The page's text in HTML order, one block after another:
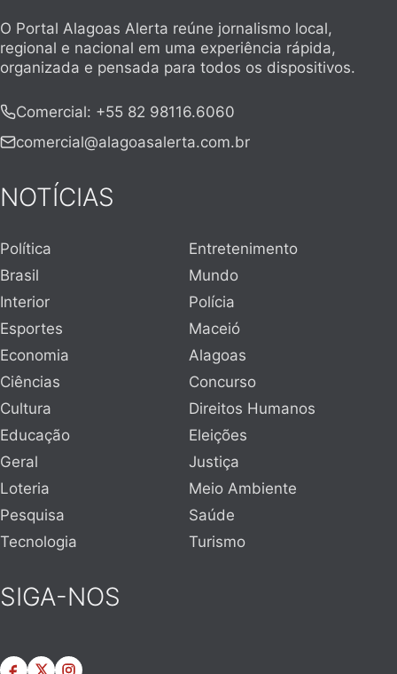
O Portal Alagoas Alerta reúne jornalismo local,
regional e nacional em uma experiência rápida,
organizada e pensada para todos os dispositivos.
Comercial: +55 82 98116.6060
comercial@alagoasalerta.com.br
NOTÍCIAS
Política
Entretenimento
Brasil
Mundo
Interior
Polícia
Esportes
Maceió
Economia
Alagoas
Ciências
Concurso
Cultura
Direitos Humanos
Educação
Eleições
Geral
Justiça
Loteria
Meio Ambiente
Pesquisa
Saúde
Tecnologia
Turismo
SIGA-NOS